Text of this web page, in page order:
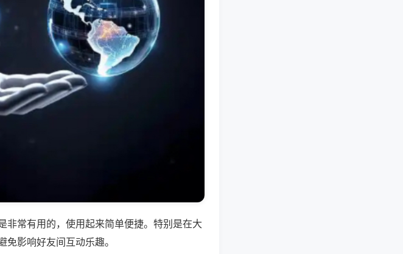
非常有用的，使用起来简单便捷。特别是在大
影响好友间互动乐趣。